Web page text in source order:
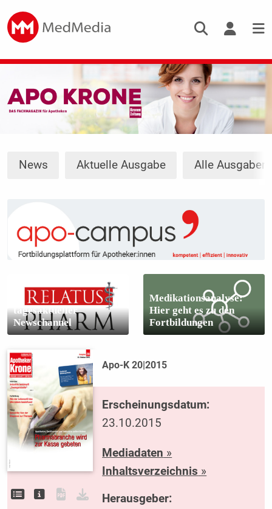
News Aktuelle Ausgabe Alle Ausgaben
tagesaktueller
Newschannel
Medikationsanalyse:
Hier geht es zu den
Fortbildungen
Apo-K 20|2015
Erscheinungsdatum:
23.10.2015
Mediadaten »
Inhaltsverzeichnis »
Herausgeber: